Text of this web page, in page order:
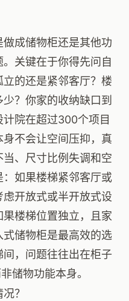
成储物柜还是其他功
关键在于你得先问自
的还是紧邻客厅？楼
？你家的收纳缺口到
院在超过300个项目
不会让空间压抑，真
、尺寸比例失调和空
如果楼梯紧邻客厅或
开放式或半开放式设
楼梯位置独立，且家
储物柜是最高效的选
，问题往往出在柜子
储物功能本身。
？